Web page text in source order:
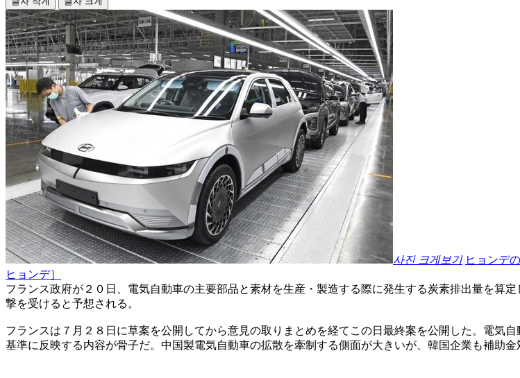
사진 크게보기 ヒョンデ
ヒョンデ］
フランス政府が２０日、電気自動車の主要部品と素材を生産・製造する際に発生する炭素排出量を算
撃を受けると予想される。
フランスは７月２８日に草案を公開してから意見の取りまとめを経てこの日最終案を公開した。電気
基準に反映する内容が骨子だ。中国製電気自動車の拡散を牽制する側面が大きいが、韓国企業も補助金